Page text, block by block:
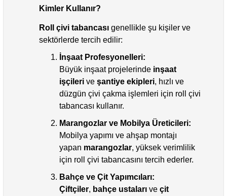
Kimler Kullanır?
Roll çivi tabancası genellikle şu kişiler ve
sektörlerde tercih edilir:
İnşaat Profesyonelleri:
Büyük inşaat projelerinde inşaat
işçileri ve şantiye ekipleri, hızlı ve
düzgün çivi çakma işlemleri için roll çivi
tabancası kullanır.
Marangozlar ve Mobilya Üreticileri:
Mobilya yapımı ve ahşap montajı
yapan marangozlar, yüksek verimlilik
için roll çivi tabancasını tercih ederler.
Bahçe ve Çit Yapımcıları:
Çiftçiler, bahçe ustaları ve çit